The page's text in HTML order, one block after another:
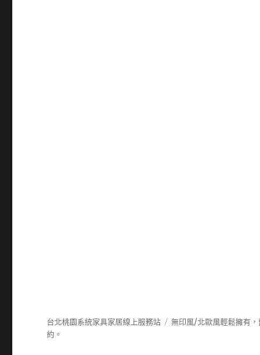
台北桃園系統家具家居線上服務站 無印風/北歐風輕鬆擁有
約。